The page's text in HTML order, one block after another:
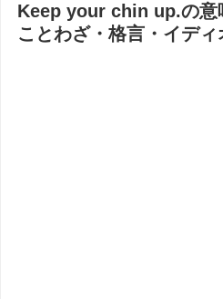
Keep your chin up.の意
ことわざ・格言・イディ